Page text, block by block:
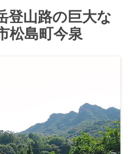
ス
キ
ッ
プ
登山路の巨大な
島町今泉